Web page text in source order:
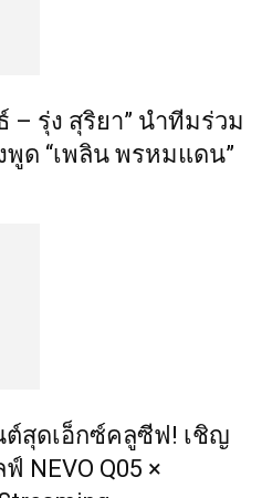
– รุ่ง สุริยา” นำทีมร่วม
พูด “เพลิน พรหมแดน”
ต์สุดเอ็กซ์คลูซีฟ! เชิญ
NEVO Q05 ×